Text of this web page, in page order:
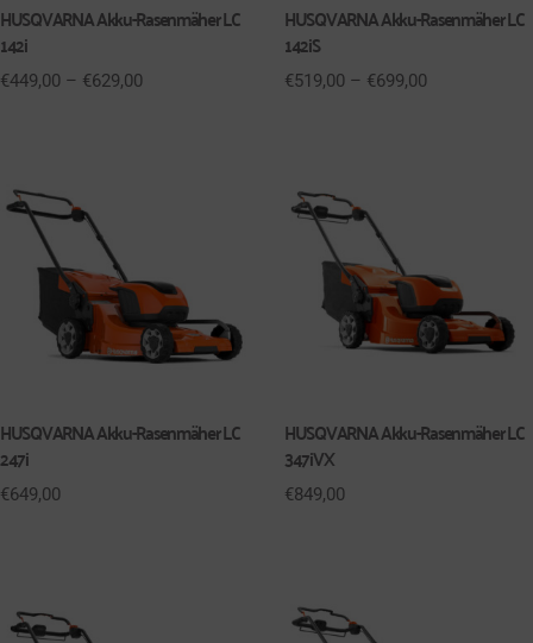
HUSQVARNA Akku-Rasenmäher LC
142i
€449,00 – €629,00
HUSQVARNA Akku-Rasenmäher LC
142iS
€519,00 – €699,00
HUSQVARNA Akku-Rasenmäher LC
247i
€649,00
HUSQVARNA Akku-Rasenmäher LC
347iVX
€849,00